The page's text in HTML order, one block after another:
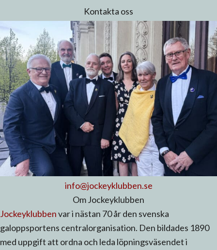
Kontakta oss
info@jockeyklubben.se
Om Jockeyklubben
Jockeyklubbenvar i nästan 70 år den svenska
galoppsportens centralorganisation. Den bildades 1890
med uppgift att ordna och leda löpningsväsendet i